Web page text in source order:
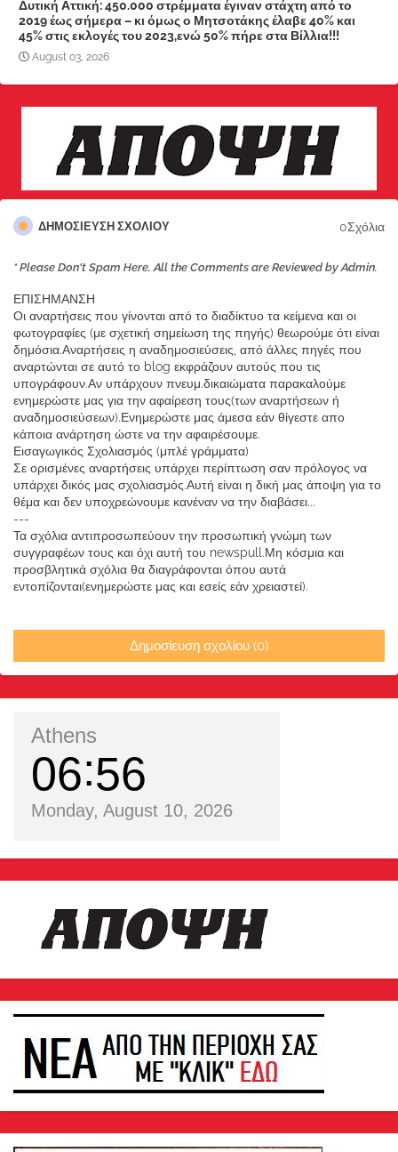
Δυτική Αττική: 450.000 στρέμματα έγιναν στάχτη από το
2019 έως σήμερα – κι όμως ο Μητσοτάκης έλαβε 40% και
45% στις εκλογές του 2023,ενώ 50% πήρε στα Βίλλια!!!
August 03, 2026
ΔΗΜΟΣΊΕΥΣΗ ΣΧΟΛΊΟΥ 0Σχόλια
* Please Don't Spam Here. All the Comments are Reviewed by Admin.
ΕΠΙΣΗΜΑΝΣΗ
Οι αναρτήσεις που γίνονται από το διαδίκτυο τα κείμενα και οι
φωτογραφίες (με σχετική σημείωση της πηγής) θεωρούμε ότι είναι
δημόσια.Αναρτήσεις η αναδημοσιεύσεις, από άλλες πηγές που
αναρτώνται σε αυτό το blog εκφράζουν αυτούς που τις
υπογράφουν.Αν υπάρχουν πνευμ.δικαιώματα παρακαλούμε
ενημερώστε μας για την αφαίρεση τους(των αναρτήσεων ή
αναδημοσιεύσεων).Ενημερώστε μας άμεσα εάν θίγεστε απο
κάποια ανάρτηση ώστε να την αφαιρέσουμε.
Εισαγωγικός Σχολιασμός (μπλέ γράμματα)
Σε ορισμένες αναρτήσεις υπάρχει περίπτωση σαν πρόλογος να
υπάρχει δικός μας σχολιασμός.Αυτή είναι η δική μας άποψη για το
θέμα και δεν υποχρεώνουμε κανέναν να την διαβάσει...
---
Τα σχόλια αντιπροσωπεύουν την προσωπική γνώμη των
συγγραφέων τους και όχι αυτή του newspull.Μη κόσμια και
προσβλητικά σχόλια θα διαγράφονται όπου αυτά
εντοπίζονται(ενημερώστε μας και εσείς εάν χρειαστεί).
Δημοσίευση σχολίου (0)
Athens
06 56
Monday, August 10, 2026